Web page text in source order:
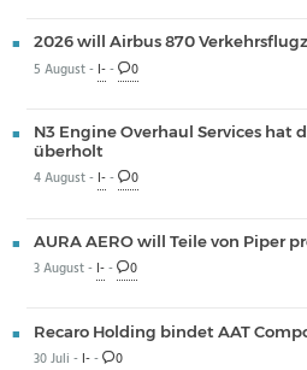
2026 will Airbus 870
5 August - I-- 0
N3 Engine Overhaul Services hat
überholt
4 August - I-- 0
AURA AERO will Teile von Piper
3 August - I-- 0
Recaro Holding bindet AAT
30 Juli - I-- 0